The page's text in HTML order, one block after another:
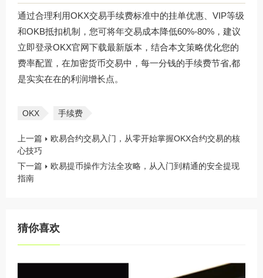
通过合理利用OKX交易手续费标准中的挂单优惠、VIP等级
和OKB抵扣机制，您可将年交易成本降低60%-80%，建议
立即登录OKX官网下载最新版本，结合本文策略优化您的
费率配置，在加密货币交易中，每一分钱的手续费节省,都
是实实在在的利润增长点。
OKX 手续费
上一篇
欧易合约交易入门，从零开始掌握OKX合约交易的核
心技巧
下一篇
欧易提币操作方法全攻略，从入门到精通的安全提现
指南
猜你喜欢